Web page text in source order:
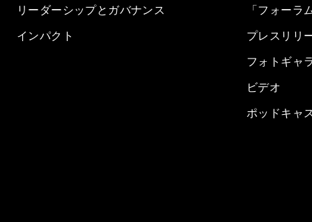
リーダーシップとガバナンス
インパクト
「フォーラ
プレスリリ
フォトギャ
ビデオ
ポッドキャ